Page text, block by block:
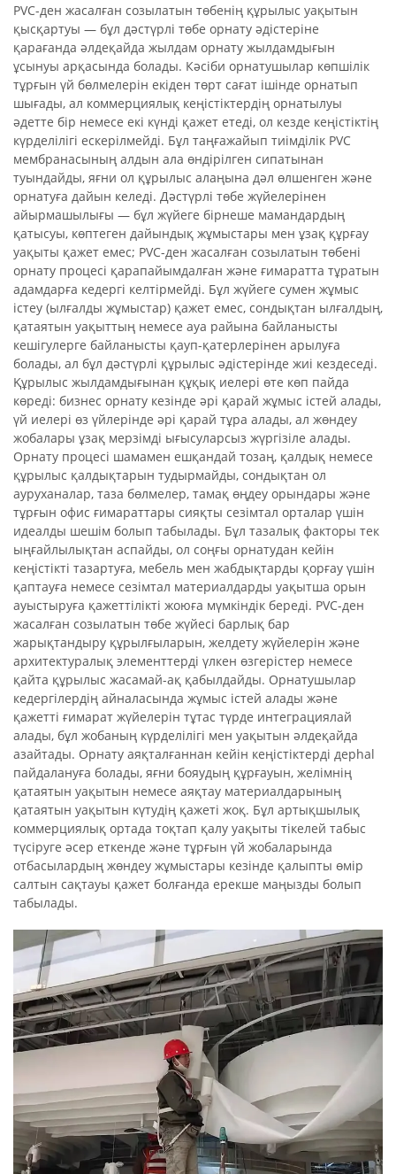
PVC-ден жасалған созылатын төбенің құрылыс уақытын
қысқартуы — бұл дәстүрлі төбе орнату әдістеріне
қарағанда әлдеқайда жылдам орнату жылдамдығын
ұсынуы арқасында болады. Кәсіби орнатушылар көпшілік
тұрғын үй бөлмелерін екіден төрт сағат ішінде орнатып
шығады, ал коммерциялық кеңістіктердің орнатылуы
әдетте бір немесе екі күнді қажет етеді, ол кезде кеңістіктің
күрделілігі ескерілмейді. Бұл таңғажайып тиімділік PVC
мембранасының алдын ала өндірілген сипатынан
туындайды, яғни ол құрылыс алаңына дәл өлшенген және
орнатуға дайын келеді. Дәстүрлі төбе жүйелерінен
айырмашылығы — бұл жүйеге бірнеше мамандардың
қатысуы, көптеген дайындық жұмыстары мен ұзақ құрғау
уақыты қажет емес; PVC-ден жасалған созылатын төбені
орнату процесі қарапайымдалған және ғимаратта тұратын
адамдарға кедергі келтірмейді. Бұл жүйеге сумен жұмыс
істеу (ылғалды жұмыстар) қажет емес, сондықтан ылғалдың,
қатаятын уақыттың немесе ауа райына байланысты
кешігулерге байланысты қауп-қатерлерінен арылуға
болады, ал бұл дәстүрлі құрылыс әдістерінде жиі кездеседі.
Құрылыс жылдамдығынан құқық иелері өте көп пайда
көреді: бизнес орнату кезінде әрі қарай жұмыс істей алады,
үй иелері өз үйлерінде әрі қарай тұра алады, ал жөндеу
жобалары ұзақ мерзімді ығысуларсыз жүргізіле алады.
Орнату процесі шамамен ешқандай тозаң, қалдық немесе
құрылыс қалдықтарын тудырмайды, сондықтан ол
ауруханалар, таза бөлмелер, тамақ өңдеу орындары және
тұрғын офис ғимараттары сияқты сезімтал орталар үшін
идеалды шешім болып табылады. Бұл тазалық факторы тек
ыңғайлылықтан аспайды, ол соңғы орнатудан кейін
кеңістікті тазартуға, мебель мен жабдықтарды қорғау үшін
қаптауға немесе сезімтал материалдарды уақытша орын
ауыстыруға қажеттілікті жоюға мүмкіндік береді. PVC-ден
жасалған созылатын төбе жүйесі барлық бар
жарықтандыру құрылғыларын, желдету жүйелерін және
архитектуралық элементтерді үлкен өзгерістер немесе
қайта құрылыс жасамай-ақ қабылдайды. Орнатушылар
кедергілердің айналасында жұмыс істей алады және
қажетті ғимарат жүйелерін тұтас түрде интеграциялай
алады, бұл жобаның күрделілігі мен уақытын әлдеқайда
азайтады. Орнату аяқталғаннан кейін кеңістіктерді дерhal
пайдалануға болады, яғни бояудың құрғауын, желімнің
қатаятын уақытын немесе аяқтау материалдарының
қатаятын уақытын күтудің қажеті жоқ. Бұл артықшылық
коммерциялық ортада тоқтап қалу уақыты тікелей табыс
түсіруге әсер еткенде және тұрғын үй жобаларында
отбасылардың жөндеу жұмыстары кезінде қалыпты өмір
салтын сақтауы қажет болғанда ерекше маңызды болып
табылады.